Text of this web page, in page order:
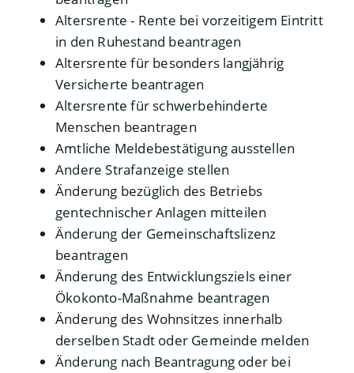
Altersrente - Rente bei vorzeitigem Eintritt
in den Ruhestand beantragen
Altersrente für besonders langjährig
Versicherte beantragen
Altersrente für schwerbehinderte
Menschen beantragen
Amtliche Meldebestätigung ausstellen
Andere Strafanzeige stellen
Änderung bezüglich des Betriebs
gentechnischer Anlagen mitteilen
Änderung der Gemeinschaftslizenz
beantragen
Änderung des Entwicklungsziels einer
Ökokonto-Maßnahme beantragen
Änderung des Wohnsitzes innerhalb
derselben Stadt oder Gemeinde melden
Änderung nach Beantragung oder bei